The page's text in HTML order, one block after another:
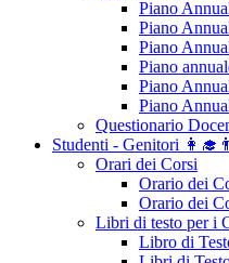
Piano
Piano
Piano
Piano
Piano
Piano
Questionario
Studenti - Genitori
Orari dei Corsi
Orario dei
Orario dei
Libri di testo per i
Libro di